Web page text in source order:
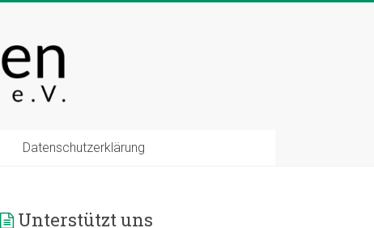
Datenschutzerklärung
Unterstützt uns